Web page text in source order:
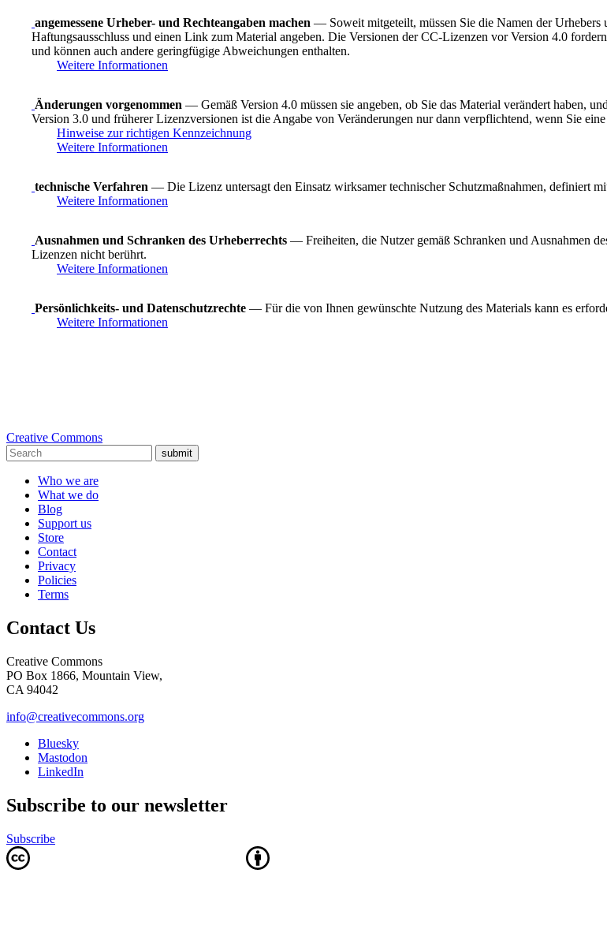
angemessene Urheber- und Rechteangaben machen — Soweit mitgeteilt, müssen Sie die Namen der Urhebers
Haftungsausschluss und einen Link zum Material angeben. Die Versionen der CC-Lizenzen vor Version 4.0
und können auch andere geringfügige Abweichungen enthalten.
Weitere Informationen
Änderungen vorgenommen — Gemäß Version 4.0 müssen sie angeben, ob Sie das Material verändert haben,
Version 3.0 und früherer Lizenzversionen ist die Angabe von Veränderungen nur dann verpflichtend, wenn Sie
Hinweise zur richtigen Kennzeichnung
Weitere Informationen
technische Verfahren — Die Lizenz untersagt den Einsatz wirksamer technischer Schutzmaßnahmen, definiert
Weitere Informationen
Ausnahmen und Schranken des Urheberrechts — Freiheiten, die Nutzer gemäß Schranken und Ausnahmen
Lizenzen nicht berührt.
Weitere Informationen
Persönlichkeits- und Datenschutzrechte — Für die von Ihnen gewünschte Nutzung des Materials kann es
Weitere Informationen
Creative Commons
submit
Who we are
What we do
Blog
Support us
Store
Contact
Privacy
Policies
Terms
Contact Us
Creative Commons
PO Box 1866, Mountain View,
CA 94042
info@creativecommons.org
Bluesky
Mastodon
LinkedIn
Subscribe to our newsletter
Subscribe